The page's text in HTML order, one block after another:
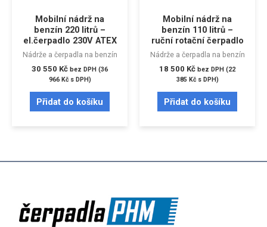
Mobilní nádrž na
benzín 220 litrů –
el.čerpadlo 230V ATEX
Nádrže a čerpadla na benzín
30 550 Kč bez DPH (36
966 Kčs DPH)
Přidat do košíku
Mobilní nádrž na
benzín 110 litrů –
ruční rotační čerpadlo
Nádrže a čerpadla na benzín
18 500 Kč bez DPH (22
385 Kčs DPH)
Přidat do košíku